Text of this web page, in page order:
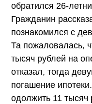
обратился 26-
Гражданин
познакомился с
Та пожаловалась,
тысяч рублей на
отказал, тогда
погашение
одолжить 11 тысяч